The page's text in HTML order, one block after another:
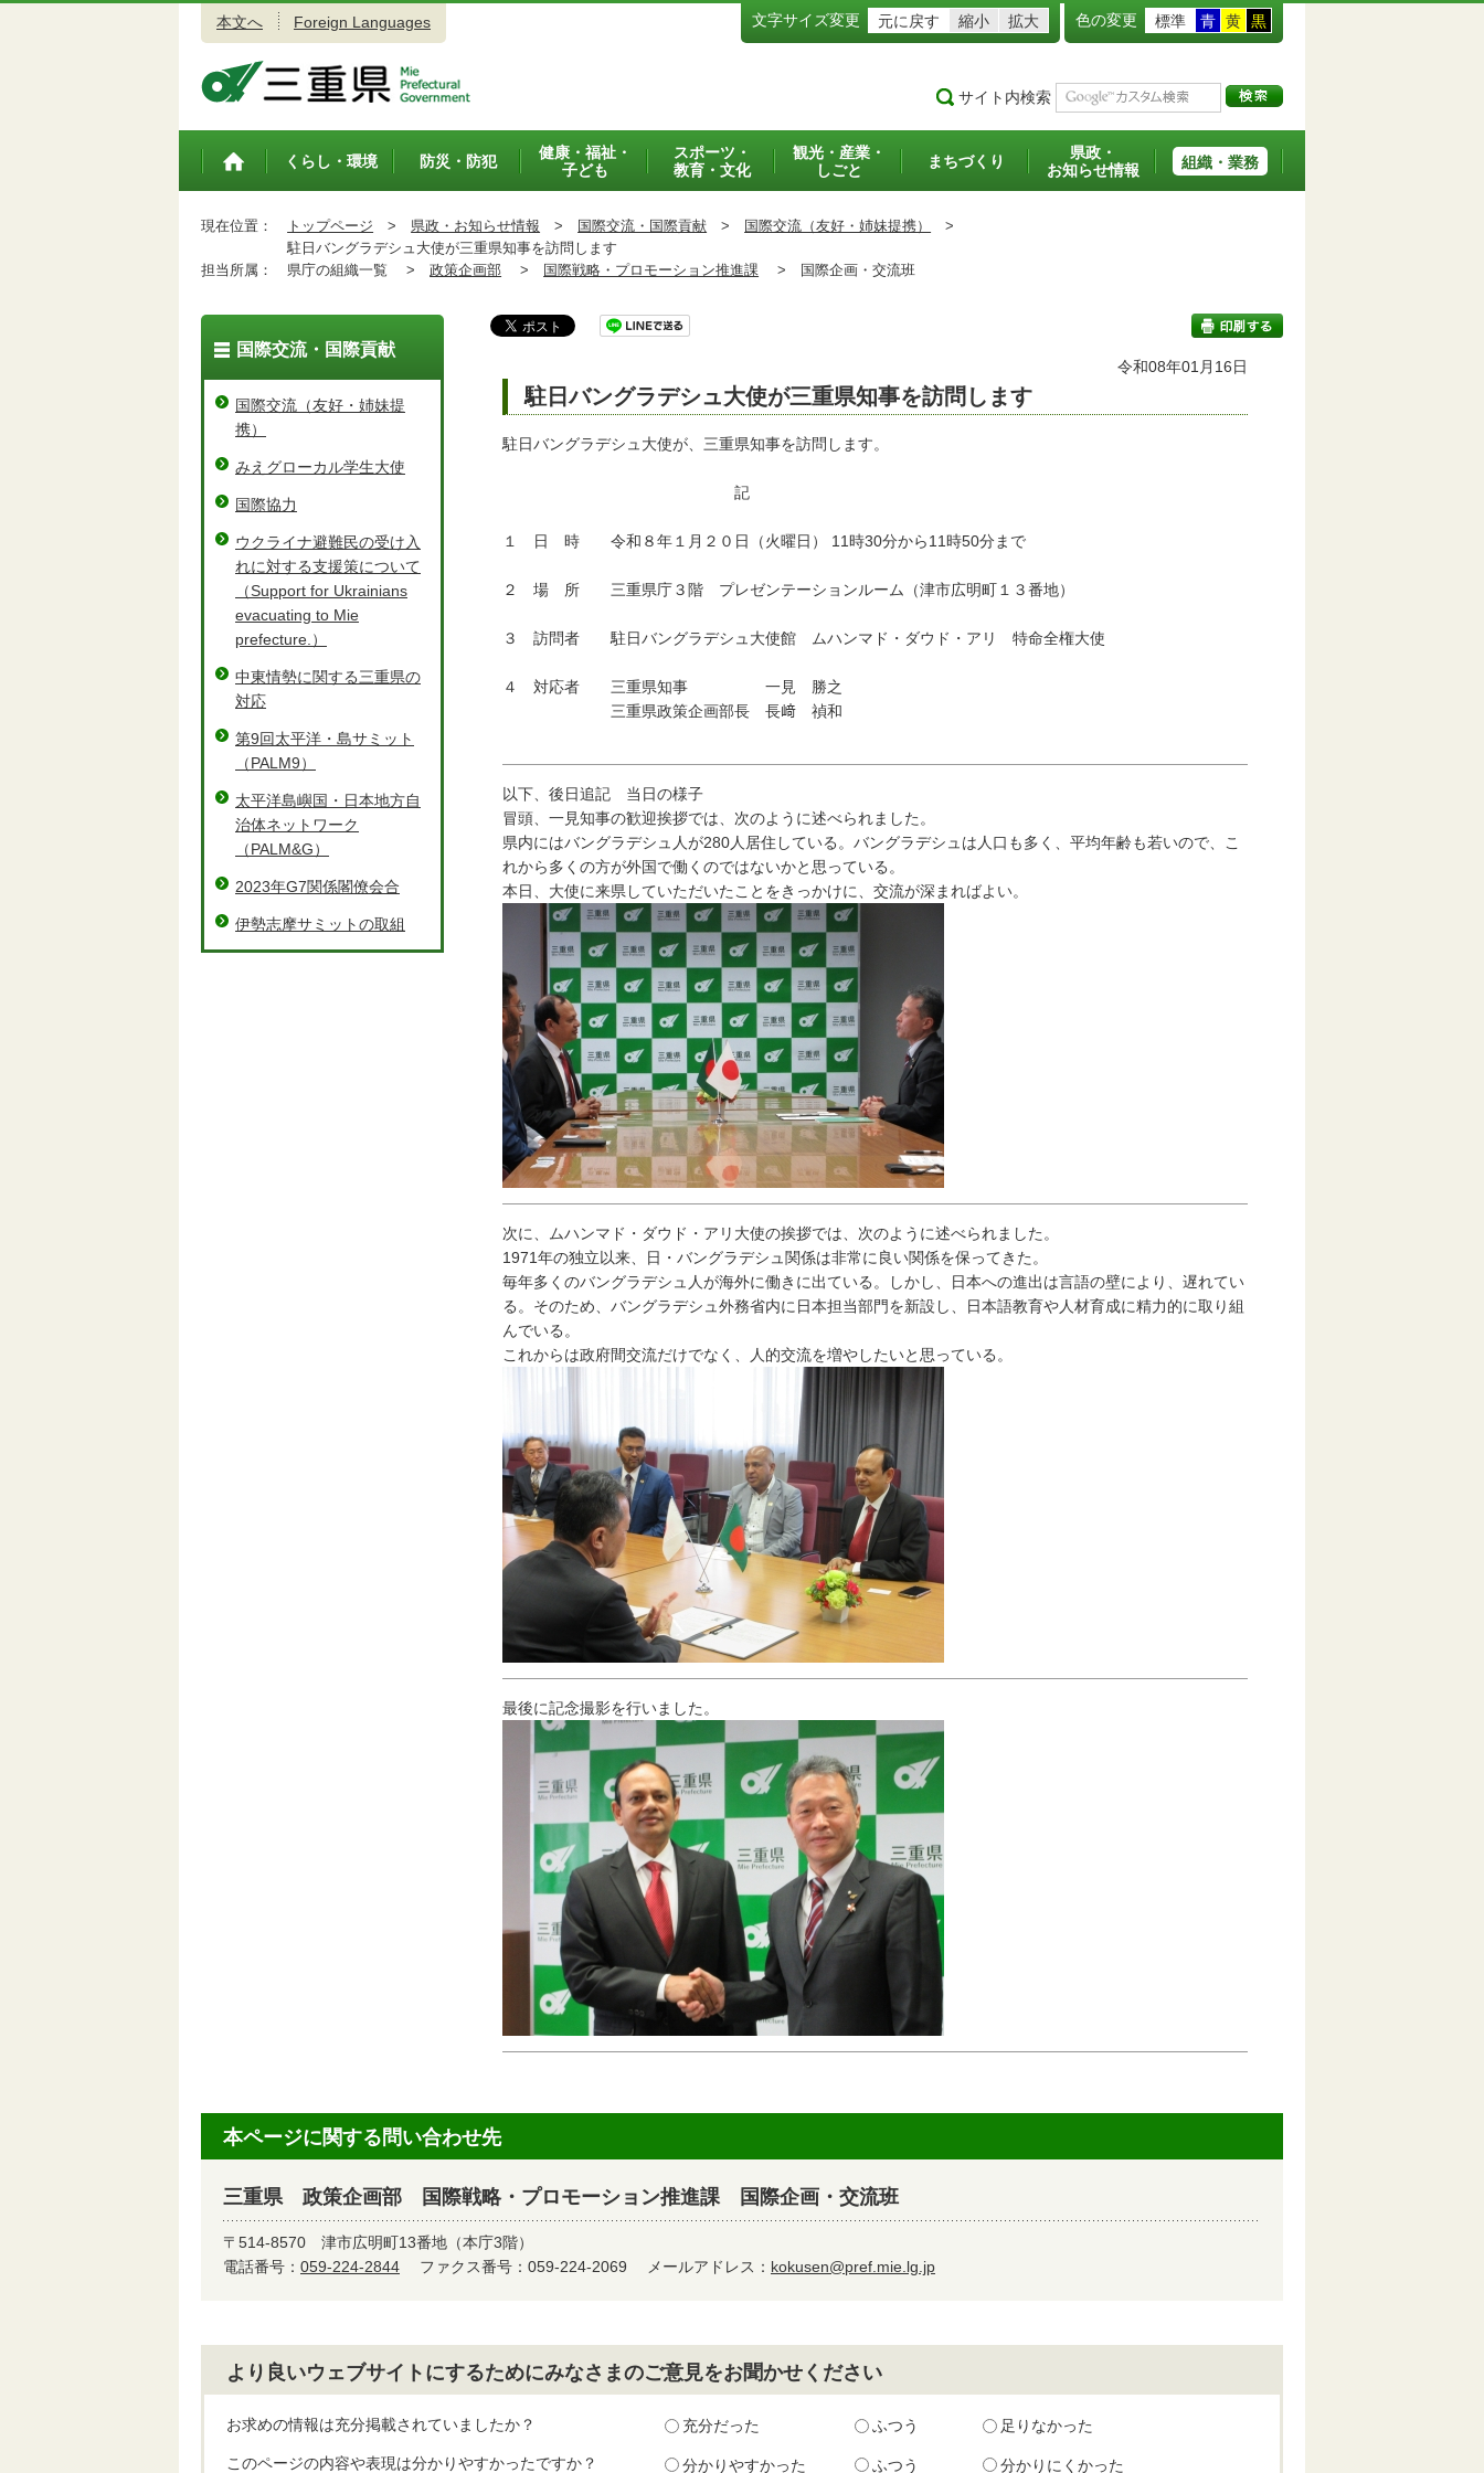
本文へ Foreign Languages 文字サイズ変更 元に戻す 縮小 拡大 色の変更 標準 青 黄 黒
サイト内検索
トップペ
くらし・環境 防災・防犯
健康・福祉・
子ども
スポーツ・
教育・文化
観光・産業・
しごと
まちづくり
県政・
お知らせ情報
組織・業務
現在位置： トップページ > 県政・お知らせ情報 > 国際交流・国際貢献 > 国際交流（友好・姉妹提携）
>
駐日バングラデシュ大使が三重県知事を訪問します
担当所属：
県庁の組織一覧 > 政策企画部 > 国際戦略・プロモーション推進課 > 国際企画・交流班
印刷する
令和08年01月16日
駐日バングラデシュ大使が三重県知事を訪問します
駐日バングラデシュ大使が、三重県知事を訪問します。
記
１ 日 時 令和８年１月２０日（火曜日） 11時30分から11時50分まで
２ 場 所 三重県庁３階 プレゼンテーションルーム（津市広明町１３番地）
３ 訪問者 駐日バングラデシュ大使館 ムハンマド・ダウド・アリ 特命全権大使
４ 対応者 三重県知事 一見 勝之
三重県政策企画部長 長﨑 禎和
以下、後日追記 当日の様子
冒頭、一見知事の歓迎挨拶では、次のように述べられました。
県内にはバングラデシュ人が280人居住している。バングラデシュは人口も多く、平均年齢も若いので、こ
れから多くの方が外国で働くのではないかと思っている。
本日、大使に来県していただいたことをきっかけに、交流が深まればよい。
次に、ムハンマド・ダウド・アリ大使の挨拶では、次のように述べられました。
1971年の独立以来、日・バングラデシュ関係は非常に良い関係を保ってきた。
毎年多くのバングラデシュ人が海外に働きに出ている。しかし、日本への進出は言語の壁により、遅れてい
る。そのため、バングラデシュ外務省内に日本担当部門を新設し、日本語教育や人材育成に精力的に取り組
んでいる。
これからは政府間交流だけでなく、人的交流を増やしたいと思っている。
最後に記念撮影を行いました。
国際交流・国際貢献
国際交流（友好・姉妹提
携）
みえグローカル学生大使
国際協力
ウクライナ避難民の受け入
れに対する支援策について
（Support for Ukrainians
evacuating to Mie
prefecture.）
中東情勢に関する三重県の
対応
第9回太平洋・島サミット
（PALM9）
太平洋島嶼国・日本地方自
治体ネットワーク
（PALM&G）
2023年G7関係閣僚会合
伊勢志摩サミットの取組
本ページに関する問い合わせ先
三重県 政策企画部 国際戦略・プロモーション推進課 国際企画・交流班
〒514-8570 津市広明町13番地（本庁3階）
電話番号： 059-224-2844 ファクス番号：059-224-2069 メールアドレス： kokusen@pref.mie.lg.jp
より良いウェブサイトにするためにみなさまのご意見をお聞かせください
お求めの情報は充分掲載されていましたか？ 充分だった ふつう 足りなかった
このページの内容や表現は分かりやすかったですか？ 分かりやすかった ふつう 分かりにくかった